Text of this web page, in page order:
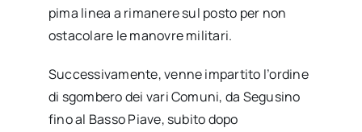
pima linea a rimanere sul posto per non
ostacolare le manovre militari.
Successivamente, venne impartito l’ordine
di sgombero dei vari Comuni, da Segusino
fino al Basso Piave, subito dopo